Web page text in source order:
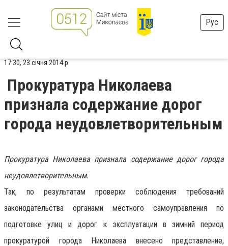
Рус
17:30, 23 січня 2014 р.
Прокуратура Николаева
признала содержание дорог
города неудовлетворительным
Прокуратура Николаева признала содержание дорог города
неудовлетворительным.
Так, по результатам проверки соблюдения требований
законодательства органами местного самоуправления по
подготовке улиц и дорог к эксплуатации в зимний период
прокуратурой города Николаева внесено представление,